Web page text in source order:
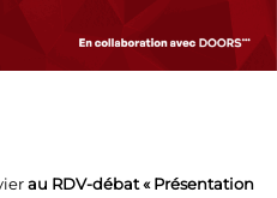
au RDV-débat « Présentation